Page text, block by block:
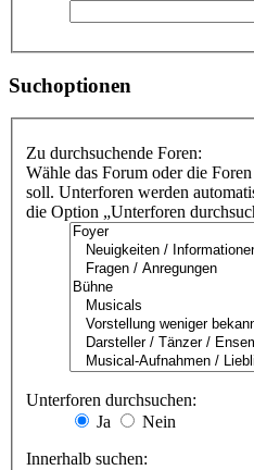
Suchoptionen
Zu durchsuchende Foren:
Wähle das Forum oder die
soll. Unterforen werden
die Option „Unterforen
Unterforen durchsuchen:
Ja
Nein
Innerhalb suchen: